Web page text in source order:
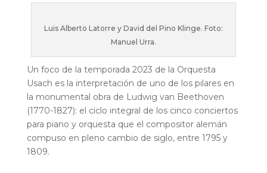
Luis Alberto Latorre y David del Pino Klinge. Foto:
Manuel Urra.
Un foco de la temporada 2023 de la Orquesta
Usach es la interpretación de uno de los pilares en
la monumental obra de Ludwig van Beethoven
(1770-1827): el ciclo integral de los cinco conciertos
para piano y orquesta que el compositor alemán
compuso en pleno cambio de siglo, entre 1795 y
1809.